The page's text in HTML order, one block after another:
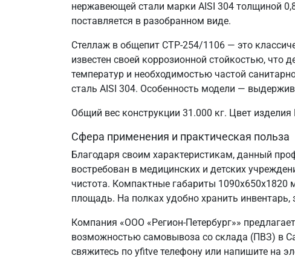
нержавеющей стали марки AISI 304 толщиной
поставляется в разобранном виде.
Стеллаж в общепит СТР-254/1106 — это
известен своей коррозионной стойкостью,
температур и необходимостью частой
сталь AISI 304. Особенность модели —
Общий вес конструкции 31.000 кг. Цвет
Сфера применения и практическая польза
Благодаря своим характеристикам, данный
востребован в медицинских и детских
чистота. Компактные габариты
площадь. На полках удобно хранить инвентарь,
Компания «ООО «Регион-Петербург»»
возможностью самовывоза со склада (ПВЗ) в
свяжитесь по yfitve телефону или напишите на